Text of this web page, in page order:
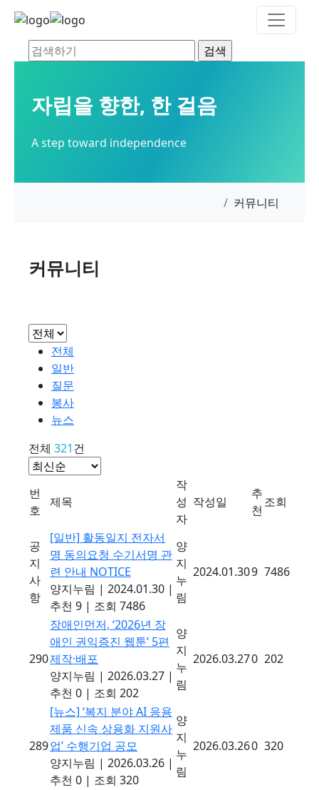
자립을 향한, 한 걸음
A step toward independence
커뮤니티
커뮤니티
전체
일반
질문
봉사
뉴스
전체 321건
번
호
제목
작
성
자
작성일
추
천
조회
공
지
사
항
[일반] 활동일지 전자서
명 동의요청 수기서명 관
련 안내 NOTICE
양지누림 | 2024.01.30 |
추천 9 | 조회 7486
양
지
누
림
2024.01.309 7486
290
장애인먼저, ‘2026년 장
애인 권익증진 웹툰’ 5편
제작·배포
양지누림 | 2026.03.27 |
추천 0 | 조회 202
양
지
누
림
2026.03.270 202
289
[뉴스] ‘복지 분야 AI 응용
제품 신속 상용화 지원사
업’ 수행기업 공모
양지누림 | 2026.03.26 |
추천 0 | 조회 320
양
지
누
림
2026.03.260 320